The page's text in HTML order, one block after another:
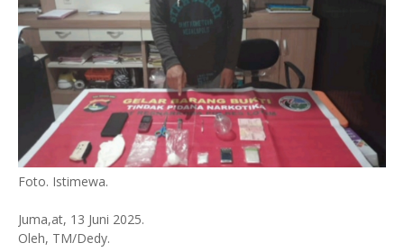
Foto. Istimewa.
Juma,at, 13 Juni 2025.
Oleh, TM/Dedy.